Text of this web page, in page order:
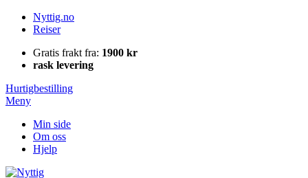
Nyttig.no
Reiser
Gratis frakt fra: 1900 kr
rask levering
Hurtigbestilling
Meny
Min side
Om oss
Hjelp